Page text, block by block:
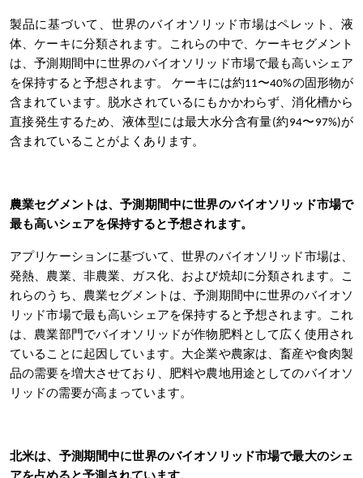
製品に基づいて、世界のバイオソリッド市場はペレット、液
体、ケーキに分類されます。これらの中で、ケーキセグメント
は、予測期間中に世界のバイオソリッド市場で最も高いシェア
を保持すると予想されます。 ケーキには約11〜40%の固形物が
含まれています。脱水されているにもかかわらず、消化槽から
直接発生するため、液体型には最大水分含有量(約94〜97%)が
含まれていることがよくあります。
農業セグメントは、予測期間中に世界のバイオソリッド市場で
最も高いシェアを保持すると予想されます。
アプリケーションに基づいて、世界のバイオソリッド市場は、
発熱、農業、非農業、ガス化、および焼却に分類されます。こ
れらのうち、農業セグメントは、予測期間中に世界のバイオソ
リッド市場で最も高いシェアを保持すると予想されます。これ
は、農業部門でバイオソリッドが作物肥料として広く使用され
ていることに起因しています。 大企業や農家は、畜産や食肉製
品の需要を増大させており、肥料や農地用途としてのバイオソ
リッドの需要が高まっています。
北米は、予測期間中に世界のバイオソリッド市場で最大のシェ